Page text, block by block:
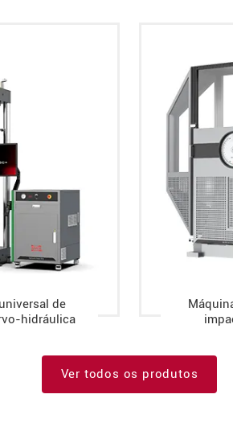
de
hidráulica
Ver todos os produtos